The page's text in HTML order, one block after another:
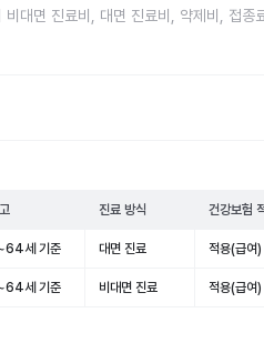
비대면 진료비, 대면 진료비, 약제비, 접종
진료 방식 건강보험
세 기준 대면 진료 적용(급여)
세 기준 비대면 진료 적용(급여)